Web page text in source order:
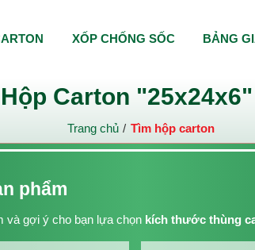
Carton
Trang chủ Tìm hộp carton
phẩm
và gợi ý cho bạn lựa chọn kích thước thùng
XỐP CHỐNG SỐC BẢNG